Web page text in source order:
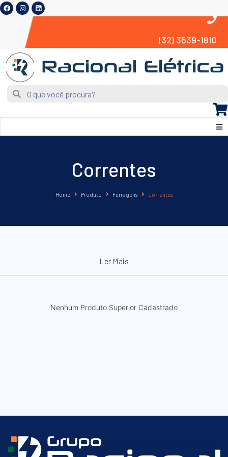
(32) 3539-1810
Correntes
Home Produto Ferragens Correntes
Ler Mais
Nenhum Produto Superior Cadastrado